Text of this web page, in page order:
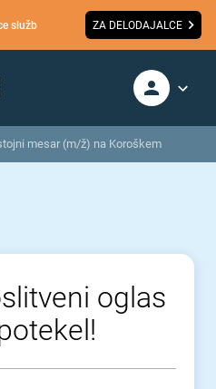
služb ZA DELODAJALCE
mesar (m/ž) na Koroškem
oglas